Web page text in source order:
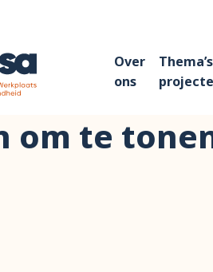
Over
ons
om te